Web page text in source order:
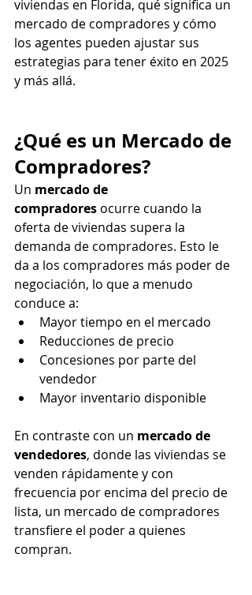
viviendas en Florida, qué significa un
mercado de compradores y cómo
los agentes pueden ajustar sus
estrategias para tener éxito en 2025
y más allá.
¿Qué es un Mercado de
Compradores?
Un mercado de
compradores ocurre cuando la
oferta de viviendas supera la
demanda de compradores. Esto le
da a los compradores más poder de
negociación, lo que a menudo
conduce a:
Mayor tiempo en el mercado
Reducciones de precio
Concesiones por parte del
vendedor
Mayor inventario disponible
En contraste con un mercado de
vendedores, donde las viviendas se
venden rápidamente y con
frecuencia por encima del precio de
lista, un mercado de compradores
transfiere el poder a quienes
compran.